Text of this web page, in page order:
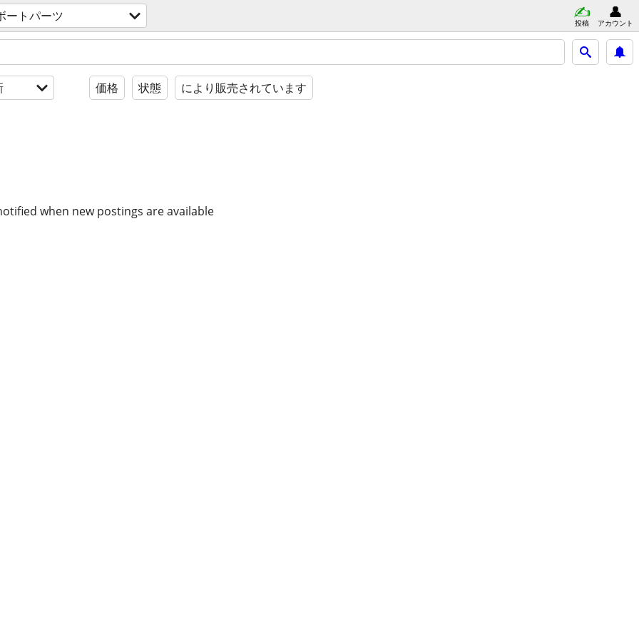
ートパーツ 投稿 アカウント
価格 状態 により販売されています
when new postings are available